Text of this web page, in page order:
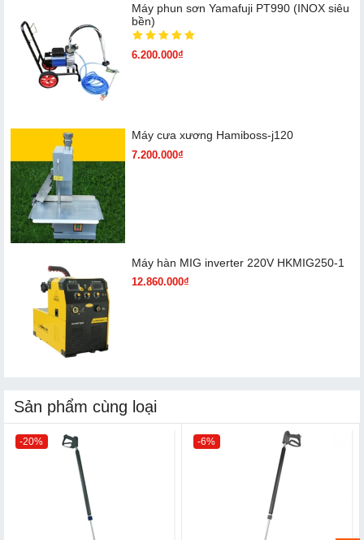
Máy phun sơn Yamafuji PT990 (INOX siêu
bền)
6.200.000₫
Máy cưa xương Hamiboss-j120
7.200.000₫
Máy hàn MIG inverter 220V HKMIG250-1
12.860.000₫
Sản phẩm cùng loại
-20% -6%